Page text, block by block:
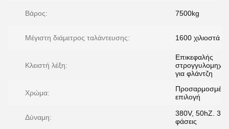
Βάρος: 7500kg
Μέγιστη διάμετρος ταλάντευσης: 1600 χιλιοστά
Κλειστή λέξη:
Επικεφαλής
για φλάντζη
Χρώμα:
Προσαρμοσμένη
επιλογή
Δύναμη:
380V, 50hZ. 3
φάσεις